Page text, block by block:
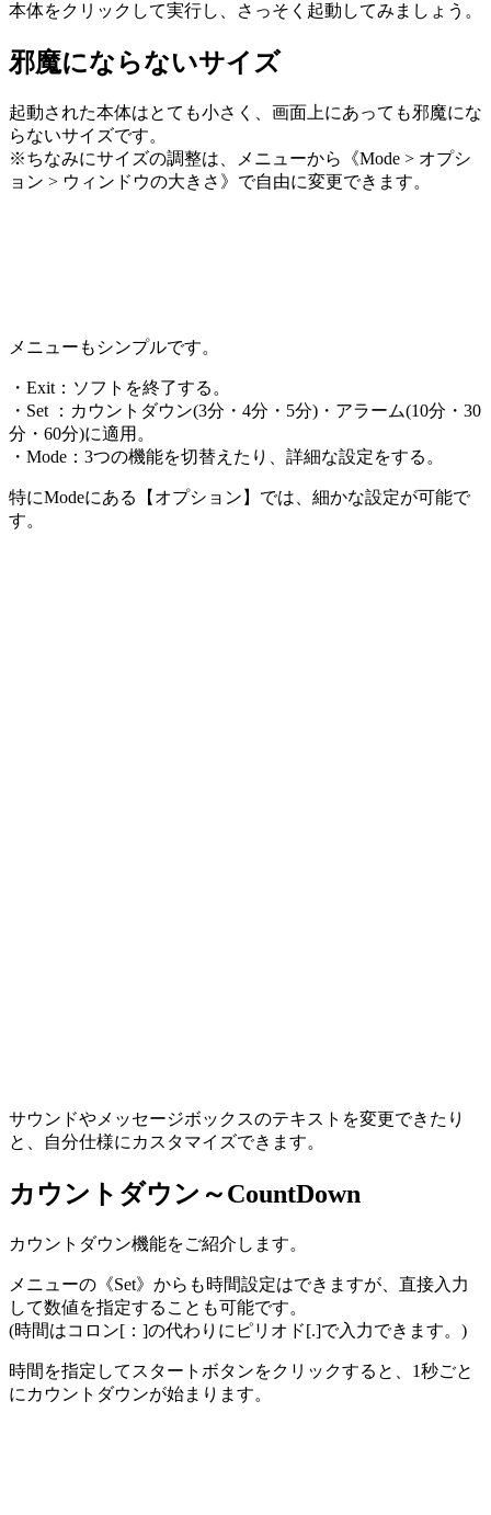
本体をクリックして実行し、さっそく起動してみましょう。
邪魔にならないサイズ
起動された本体はとても小さく、画面上にあっても邪魔にな
らないサイズです。
※ちなみにサイズの調整は、メニューから《Mode > オプシ
ョン > ウィンドウの大きさ》で自由に変更できます。
メニューもシンプルです。
・Exit：ソフトを終了する。
・Set ：カウントダウン(3分・4分・5分)・アラーム(10分・30
分・60分)に適用。
・Mode：3つの機能を切替えたり、詳細な設定をする。
特にModeにある【オプション】では、細かな設定が可能で
す。
サウンドやメッセージボックスのテキストを変更できたり
と、自分仕様にカスタマイズできます。
カウントダウン～CountDown
カウントダウン機能をご紹介します。
メニューの《Set》からも時間設定はできますが、直接入力
して数値を指定することも可能です。
(時間はコロン[：]の代わりにピリオド[.]で入力できます。)
時間を指定してスタートボタンをクリックすると、1秒ごと
にカウントダウンが始まります。